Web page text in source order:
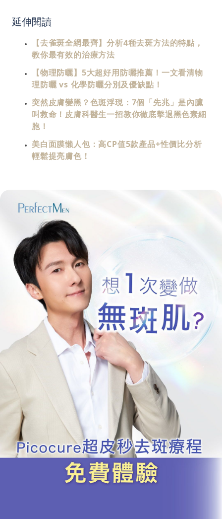
延伸閱讀
【去雀斑全網最齊】分析4種去斑方法的特點，
教你最有效的治療方法
【物理防曬】5大超好用防曬推薦！一文看清物
理防曬 vs 化學防曬分別及優缺點！
突然皮膚變黑？色斑浮現：7個「先兆」是內臟
叫救命！皮膚科醫生一招教你徹底擊退黑色素細
胞！
美白面膜懶人包：高CP值5款產品+性價比分析
輕鬆提亮膚色！